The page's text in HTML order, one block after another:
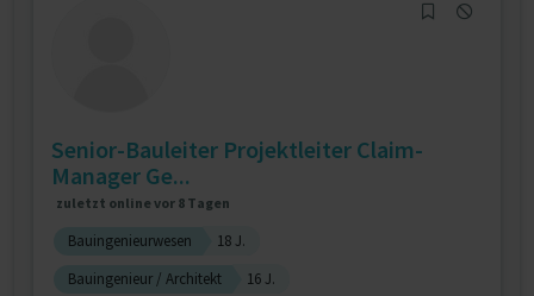
Senior-Bauleiter Projektleiter Claim-
Manager Ge...
zuletzt online vor 8 Tagen
Bauingenieurwesen
18 J.
Bauingenieur / Architekt
16 J.